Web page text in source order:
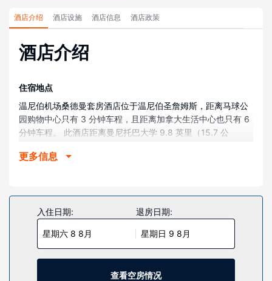
酒店介绍 酒店设施 酒店信息 酒店政策
酒店介绍
住宿地点
温尼伯机场桑德曼套房酒店位于温尼伯圣詹姆斯，距离马球公
园购物中心只有 3 分钟车程，且距离加拿大生活中心也只有 6
分钟车程。 此酒店距离曼尼托巴大学 9.8 英里（15.7 公
客房
无线网络，方便您与朋友保持联系；有线频道可满足您的娱乐
需求。配备淋浴/盆浴组合的私人浴室提供免费洗浴用品和吹风
机。便利设施包括书桌和茶具/咖啡用具，以及带有免费市内通
话的电话。
一定要享受一下室内游泳池、热水浴缸和健身中心等度假设
更多信息
入住日期:
星期六 8 8月
退房日期:
星期日 9 8月
查看空房情况